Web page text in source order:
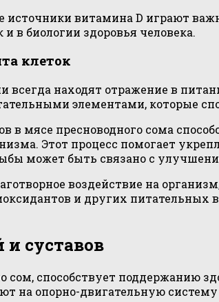
источники витамина D играют
и в биологии здоровья человека.
клеток
всегда находят отражение в
элементами, которые
в мясе пресноводного сома
Этот процесс помогает
может быть связано с
воздействие на
и других питательных
и суставов
сом, способствует поддержанию
на опорно-двигательную